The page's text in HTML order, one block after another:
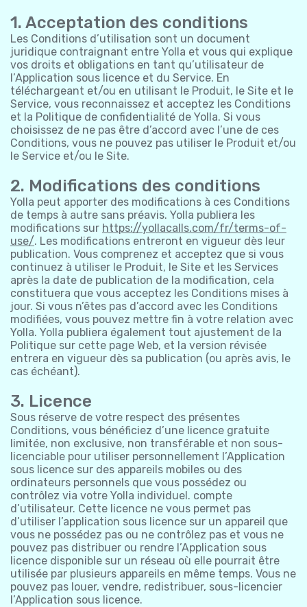
1. Acceptation des conditions
Les Conditions d’utilisation sont un document
juridique contraignant entre Yolla et vous qui explique
vos droits et obligations en tant qu’utilisateur de
l’Application sous licence et du Service. En
téléchargeant et/ou en utilisant le Produit, le Site et le
Service, vous reconnaissez et acceptez les Conditions
et la Politique de confidentialité de Yolla. Si vous
choisissez de ne pas être d’accord avec l’une de ces
Conditions, vous ne pouvez pas utiliser le Produit et/ou
le Service et/ou le Site.
2. Modifications des conditions
Yolla peut apporter des modifications à ces Conditions
de temps à autre sans préavis. Yolla publiera les
modifications sur https://yollacalls.com/fr/terms-of-
use/. Les modifications entreront en vigueur dès leur
publication. Vous comprenez et acceptez que si vous
continuez à utiliser le Produit, le Site et les Services
après la date de publication de la modification, cela
constituera que vous acceptez les Conditions mises à
jour. Si vous n’êtes pas d’accord avec les Conditions
modifiées, vous pouvez mettre fin à votre relation avec
Yolla. Yolla publiera également tout ajustement de la
Politique sur cette page Web, et la version révisée
entrera en vigueur dès sa publication (ou après avis, le
cas échéant).
3. Licence
Sous réserve de votre respect des présentes
Conditions, vous bénéficiez d’une licence gratuite
limitée, non exclusive, non transférable et non sous-
licenciable pour utiliser personnellement l’Application
sous licence sur des appareils mobiles ou des
ordinateurs personnels que vous possédez ou
contrôlez via votre Yolla individuel. compte
d’utilisateur. Cette licence ne vous permet pas
d’utiliser l’application sous licence sur un appareil que
vous ne possédez pas ou ne contrôlez pas et vous ne
pouvez pas distribuer ou rendre l’Application sous
licence disponible sur un réseau où elle pourrait être
utilisée par plusieurs appareils en même temps. Vous ne
pouvez pas louer, vendre, redistribuer, sous-licencier
l’Application sous licence.